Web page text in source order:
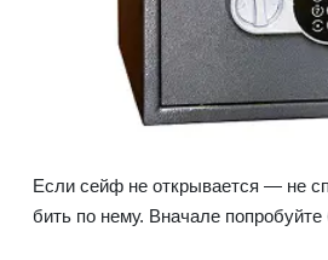
Если сейф не открывается — не
бить по нему. Вначале